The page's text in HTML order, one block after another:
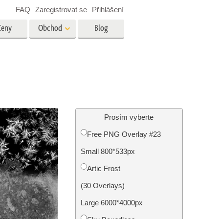
nemovitostí
Foto Obnovení Služby
Obchod Blog
FAQ Zaregistrovat se Přihlášení
Prosím vyberte
Free PNG Overlay #23
Small 800*533px
Artic Frost
(30 Overlays)
Large 6000*4000px